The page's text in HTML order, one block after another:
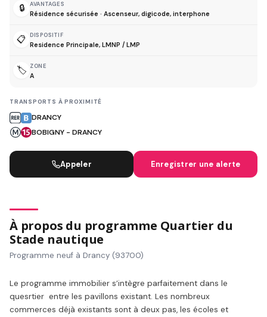
🔒 AVANTAGES
Résidence sécurisée · Ascenseur, digicode, interphone
📋 DISPOSITIF
Residence Principale, LMNP / LMP
🏷️ ZONE
A
TRANSPORTS À PROXIMITÉ
DRANCY
BOBIGNY - DRANCY
Appeler Enregistrer une alerte
À propos du programme Quartier du
Stade nautique
Programme neuf à Drancy (93700)
Le programme immobilier s’intègre parfaitement dans le
quesrtier entre les pavillons existant. Les nombreux
commerces déjà existants sont à deux pas, les écoles et